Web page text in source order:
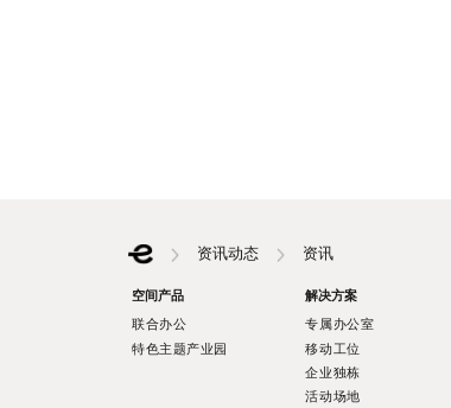
资讯动态 资讯
空间产品
联合办公
特色主题产业园
解决方案
专属办公室
移动工位
企业独栋
活动场地